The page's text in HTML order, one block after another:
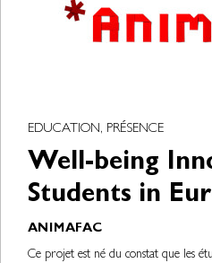
EDUCATION, PRÉSENCE
Well-being
Students in
ANIMAFAC
Ce projet est né du constat que les